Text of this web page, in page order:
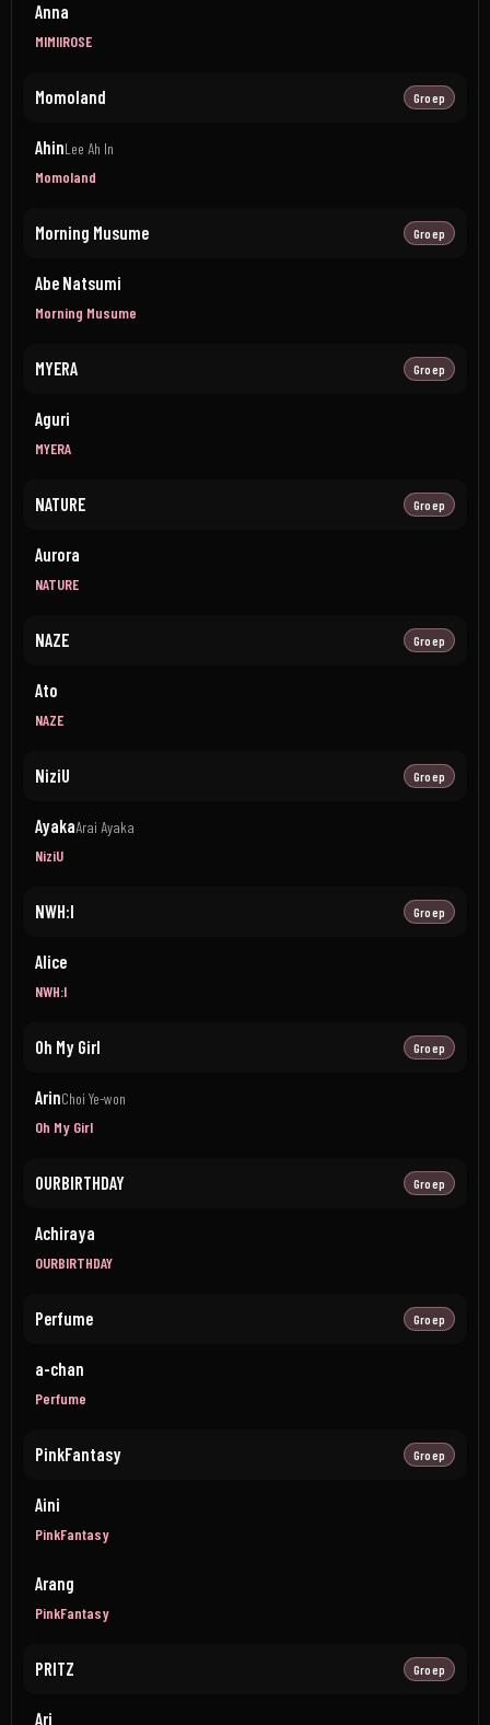
Anna
MIMIIROSE
Momoland Groep
AhinLee Ah In
Momoland
Morning Musume Groep
Abe Natsumi
Morning Musume
MYERA Groep
Aguri
MYERA
NATURE Groep
Aurora
NATURE
NAZE Groep
Ato
NAZE
NiziU Groep
AyakaArai Ayaka
NiziU
NWH:I Groep
Alice
NWH:I
Oh My Girl Groep
ArinChoi Ye-won
Oh My Girl
OURBIRTHDAY Groep
Achiraya
OURBIRTHDAY
Perfume Groep
a-chan
Perfume
PinkFantasy Groep
Aini
PinkFantasy
Arang
PinkFantasy
PRITZ Groep
Ari